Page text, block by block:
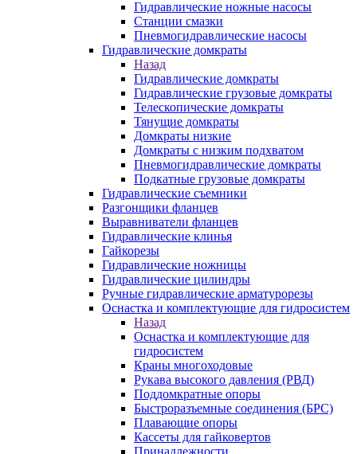
Гидравлические ножные насосы
Станции смазки
Пневмогидравлические насосы
Гидравлические домкраты
Назад
Гидравлические домкраты
Гидравлические грузовые домкраты
Телескопические домкраты
Тянущие домкраты
Домкраты низкие
Домкраты с низким подхватом
Пневмогидравлические домкраты
Подкатные грузовые домкраты
Гидравлические съемники
Разгонщики фланцев
Выравниватели фланцев
Гидравлические клинья
Гайкорезы
Гидравлические ножницы
Гидравлические цилиндры
Ручные гидравлические арматурорезы
Оснастка и комплектующие для гидросистем
Назад
Оснастка и комплектующие для
гидросистем
Краны многоходовые
Рукава высокого давления (РВД)
Поддомкратные опоры
Быстроразъемные соединения (БРС)
Плавающие опоры
Кассеты для гайковертов
Принадлежности